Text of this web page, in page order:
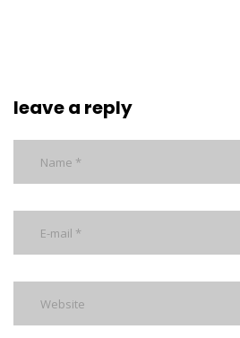
leave a reply